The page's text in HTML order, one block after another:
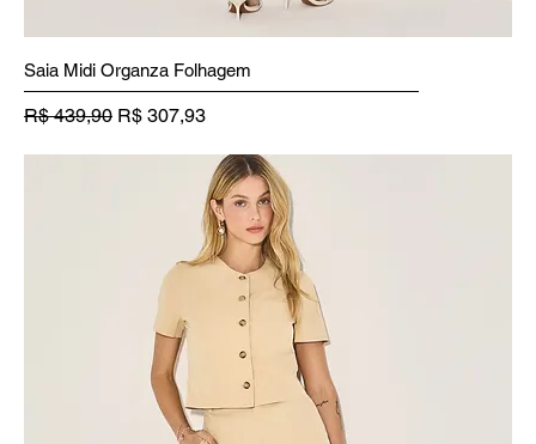
Saia Midi Organza Folhagem
Preço normal
R$ 439,90 Preço promocional
R$ 307,93